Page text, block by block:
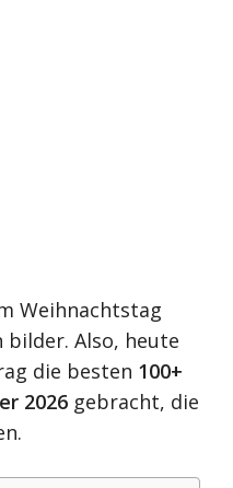
Weihnachtstag
bilder. Also, heute
die besten 100+
2026 gebracht, die